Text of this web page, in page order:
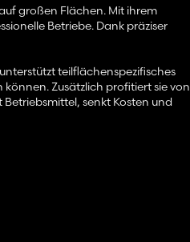
großen Flächen. Mit ihrem
Betriebe. Dank präziser
teilflächenspezifisches
Zusätzlich profitiert sie von
senkt Kosten und